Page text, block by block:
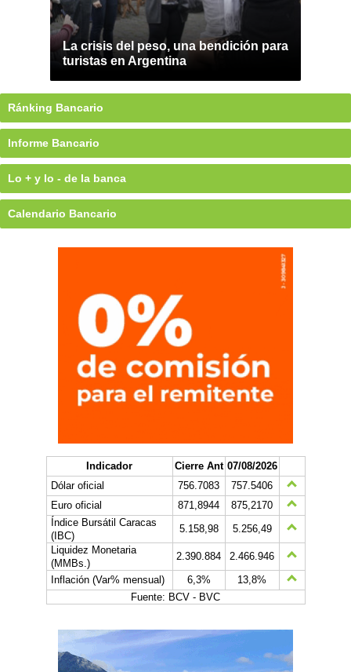
La crisis del peso, una bendición para
turistas en Argentina
Ránking Bancario
Informe Bancario
Lo + y lo - de la banca
Calendario Bancario
Indicador Cierre Ant 07/08/2026
Dólar oficial
756.7083
757.5406
Euro oficial
871,8944
875,2170
Índice Bursátil Caracas
(IBC)
5.158,98
5.256,49
Liquidez Monetaria
(MMBs.)
2.390.884
2.466.946
Inflación (Var% mensual)
6,3%
13,8%
Fuente: BCV - BVC